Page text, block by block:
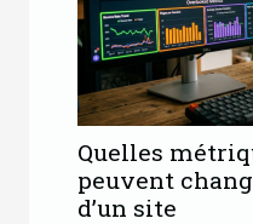
Quelles
peuvent
d’un site